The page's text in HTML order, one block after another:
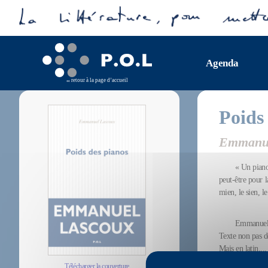
retour à la page d’accueil
Agenda
Télécharger la couverture
Poids
« Un
peut-être pour
mien, le sien,
Texte non pas
Mais en latin,...